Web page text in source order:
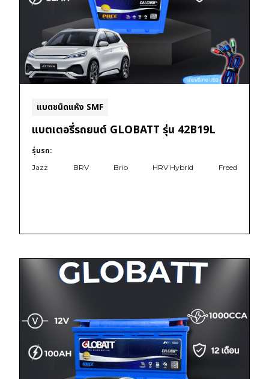
แบตชนิดแห้ง SMF
แบตเตอรี่รถยนต์ GLOBATT รุ่น 42B19L
รุ่นรถ:
Jazz BRV Brio HRV Hybrid Freed